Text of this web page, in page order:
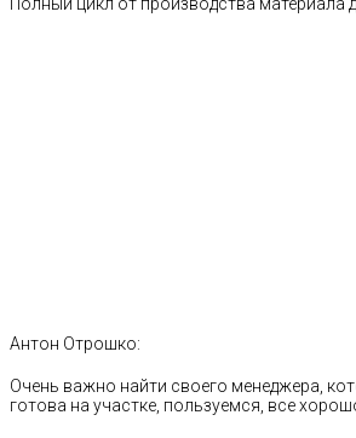
Антон Отрошко:
Очень важно найти своего менеджера,
готова на участке, пользуемся, все